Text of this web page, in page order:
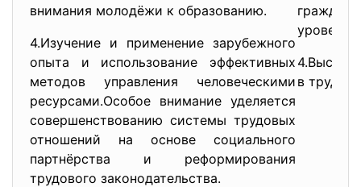
внимания молодёжи к образованию.
4.Изучение и применение зарубежного
опыта и использование эффективных
методов управления человеческими
ресурсами.Особое внимание уделяется
совершенствованию системы трудовых
отношений на основе социального
партнёрства и реформирования
трудового законодательства.
уровень
в